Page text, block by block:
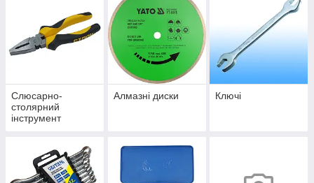
Слюсарно-
столярний
інструмент
Алмазні диски Ключі